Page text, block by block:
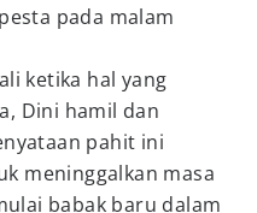
pada malam
ketika hal yang
Dini hamil dan
pahit ini
meninggalkan masa
babak baru dalam